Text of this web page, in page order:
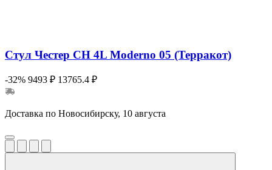
Стул Честер CH 4L Moderno 05 (Терракот)
-32% 9493 ₽ 13765.4 ₽
Доставка по Новосибирску, 10 августа